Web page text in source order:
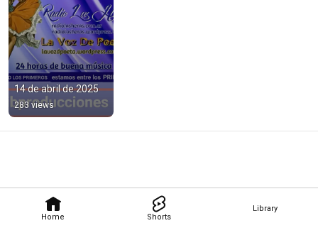
Home Shorts
Library
14 de abril de 2025
283 views